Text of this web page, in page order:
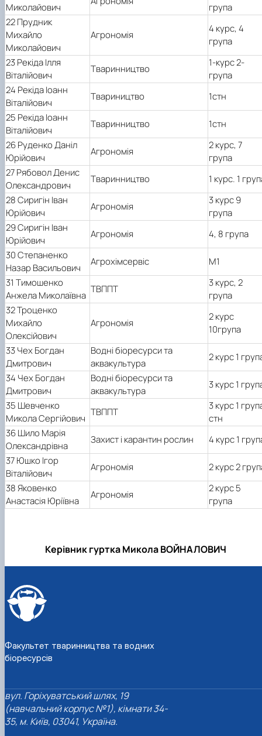
Миколайович
група
22 Прудник
Михайло
Миколайович
Агрономія
4 курс, 4
група
23 Рекіда Ілля
Віталійович
Тваринництво
1-курс 2-
група
24 Рекіда Іоанн
Віталійович
Твариництво
1стн
25 Рекіда Іоанн
Віталійович
Тваринництво
1стн
26 Руденко Даніл
Юрійович
Агрономія
2 курс, 7
група
27 Рябовол Денис
Олександрович
Тваринництво
1 курс. 1
28 Сиригін Іван
Юрійович
Агрономія
3 курс 9
група
29 Сиригін Іван
Юрійович
Агрономія
4, 8 група
30 Степаненко
Назар Васильович
Агрохімсервіс
М1
31 Тимошенко
Анжела Миколаївна
ТВППТ
3 курс, 2
група
32 Троценко
Михайло
Олексійович
Агрономія
2 курс
10група
33 Чех Богдан
Дмитрович
Водні біоресурси та
аквакультура
2 курс 1
34 Чех Богдан
Дмитрович
Водні біоресурси та
аквакультура
3 курс 1
35 Шевченко
Микола Сергійович
ТВППТ
3 курс 1
стн
36 Шило Марія
Олександрівна
Захист і карантин рослин
4 курс 1
37 Юшко Ігор
Віталійович
Агрономія
2 курс 2
38 Яковенко
Анастасія Юріївна
Агрономія
2 курс 5
група
Керівник гуртка Микола ВОЙНАЛОВИЧ
Факультет тваринництва та водних
біоресурсів
вул. Горіхуватський шлях, 19
(навчальний корпус №1), кімнати 34-
35, м. Київ, 03041, Україна.